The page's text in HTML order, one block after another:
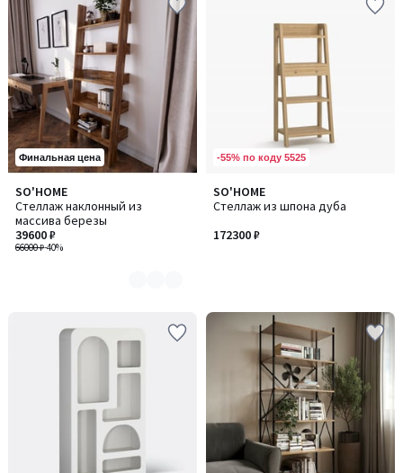
Финальная цена
SO'HOME
Стеллаж наклонный из
массива березы
66000 ₽-40%
39600 ₽
Количество
цветов:
4
-55% по коду 5525
SO'HOME
Стеллаж из шпона дуба
172300 ₽